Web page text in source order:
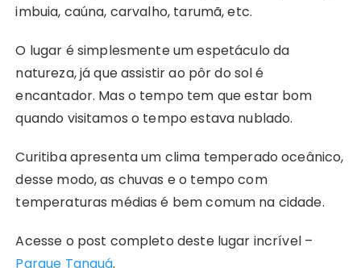
imbuia, caúna, carvalho, tarumã, etc.
O lugar é simplesmente um espetáculo da
natureza, já que assistir ao pôr do sol é
encantador. Mas o tempo tem que estar bom
quando visitamos o tempo estava nublado.
Curitiba apresenta um clima temperado oceânico,
desse modo, as chuvas e o tempo com
temperaturas médias é bem comum na cidade.
Acesse o post completo deste lugar incrível –
Parque Tanguá.